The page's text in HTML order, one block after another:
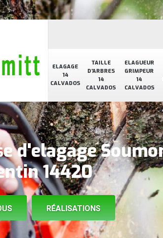
ELAGAGE
14
CALVADOS
TAILLE
D'ARBRES
14
CALVADOS
ELAGUEUR
GRIMPEUR
14
CALVADOS
d'elagage
14420
RÉALISATIONS